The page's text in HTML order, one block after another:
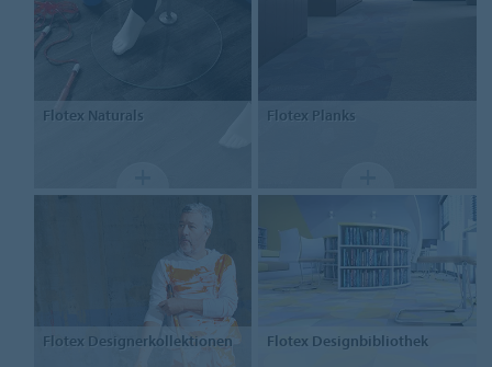
Flotex Naturals Flotex Planks
Flotex Designerkollektionen Flotex Designbibliothek